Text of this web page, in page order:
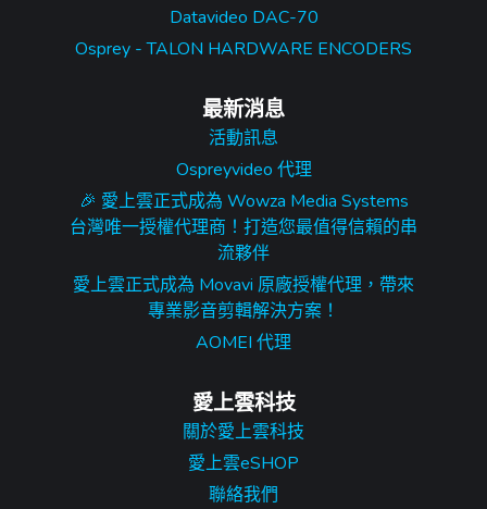
Datavideo DAC-70
Osprey - TALON HARDWARE ENCODERS
最新消息
活動訊息
Ospreyvideo 代理
🎉 愛上雲正式成為 Wowza Media Systems
台灣唯一授權代理商！打造您最值得信賴的串
流夥伴
愛上雲正式成為 Movavi 原廠授權代理，帶來
專業影音剪輯解決方案！
AOMEI 代理
愛上雲科技
關於愛上雲科技
愛上雲eSHOP
聯絡我們